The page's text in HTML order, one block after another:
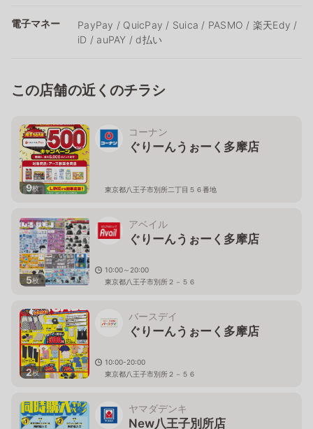
電子マネー
PayPay / QuicPay / Suica / PASMO / 楽天Edy /
iD / auPAY / d払い
この店舗の近くのチラシ
9枚
コーナン
ぐりーんうぉーく多摩店
東京都八王子市別所二丁目５６番地
5枚
アベイル
ぐりーんうぉーく多摩店
10:00～20:00
東京都八王子市別所２－５６
2枚
バースデイ
ぐりーんうぉーく多摩店
10:00-20:00
東京都八王子市別所２－５６
ヤマダデンキ
New八王子別所店